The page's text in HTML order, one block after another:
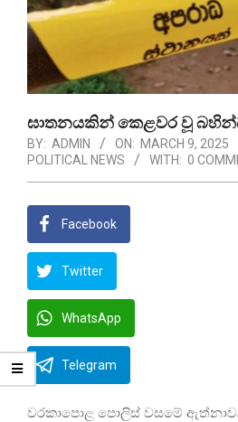
ඝාතනයකින් කෙළවර වූ
BY: ADMIN ON: MARCH 9, 2025
POLITICAL NEWS
WITH: 0
Facebook
Twitter
WhatsApp
Telegram
වරකාපොළ පොලිස් වසමේ ඇත්නාවල